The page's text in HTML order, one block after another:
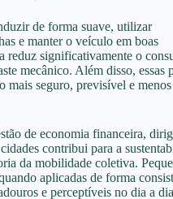
de forma suave, utilizar
e manter o veículo em boas
reduz significativamente o
mecânico. Além disso, essas
mais seguro, previsível e menos
de economia financeira,
contribui para a
da mobilidade coletiva.
aplicadas de forma
e perceptíveis no dia a